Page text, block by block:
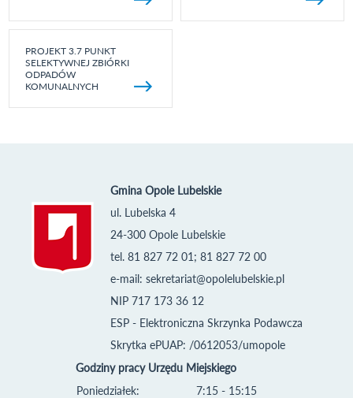
PROJEKT 3.7 PUNKT
SELEKTYWNEJ ZBIÓRKI
ODPADÓW
KOMUNALNYCH
Gmina Opole Lubelskie
ul. Lubelska 4
24-300 Opole Lubelskie
tel. 81 827 72 01; 81 827 72 00
e-mail: sekretariat@opolelubelskie.pl
NIP 717 173 36 12
ESP - Elektroniczna Skrzynka Podawcza
Skrytka ePUAP: /0612053/umopole
Godziny pracy Urzędu Miejskiego
Poniedziałek:
7:15 - 15:15